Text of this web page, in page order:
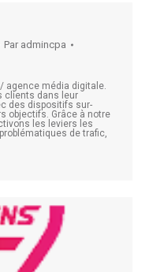
Par admincpa
agence média digitale.
clients dans leur
des dispositifs sur-
objectifs. Grâce à notre
les leviers les
de trafic,